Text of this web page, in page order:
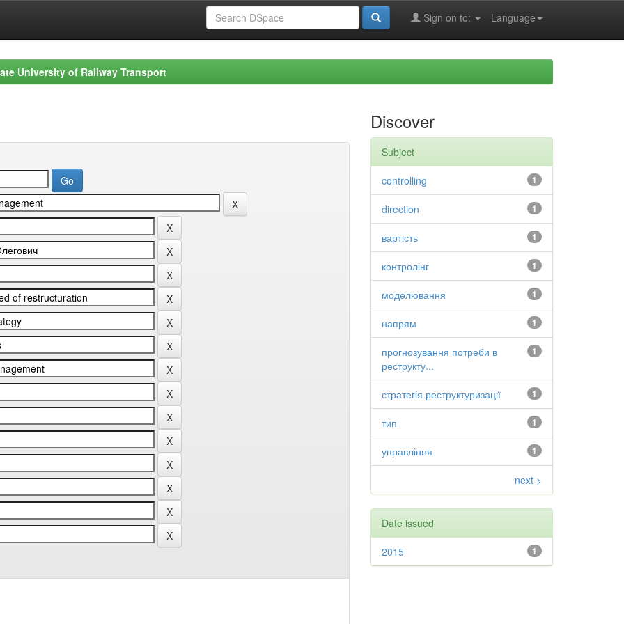
Language
Sign on to:
University of Railway Transport
Discover
Subject
1
controlling
1
direction
1
вартість
1
контролінг
1
моделювання
1
напрям
1
прогнозування потреби в
реструкту...
1
стратегія реструктуризації
1
тип
1
управління
next >
Date issued
1
2015